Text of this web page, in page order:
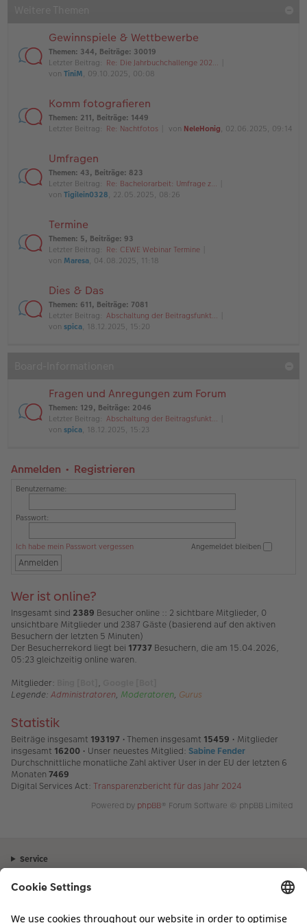
Gewinnspiele & Wettbewerbe
Themen: 344, Beiträge: 30019
Letzter Beitrag: Re: Die Jahrbuchchallenge 202…
von TiniM, 09.10.2025, 00:08
Komm fotografieren
Themen: 211, Beiträge: 1449
Letzter Beitrag: Re: Nachtfotos von NeleHonig, 02.06.2025, 09:14
Umfragen
Themen: 43, Beiträge: 823
Letzter Beitrag: Re: Bachelorarbeit: Umfrage z…
von Tigilein0328, 22.05.2025, 08:26
Termine
Themen: 5, Beiträge: 93
Letzter Beitrag: Re: CEWE Webinar Termine
von Maresa, 04.08.2025, 11:18
Dies & Das
Themen: 611, Beiträge: 7081
Letzter Beitrag: Abschaltung der Beitragsfunkt…
von spica, 18.12.2025, 15:20
Fragen und Anregungen zum Forum
Themen: 129, Beiträge: 2046
Letzter Beitrag: Abschaltung der Beitragsfunkt…
von spica, 18.12.2025, 15:23
Anmelden • Registrieren
Benutzername:
Passwort:
Ich habe mein Passwort vergessen Angemeldet bleiben
Wer ist online?
Insgesamt sind 2389 Besucher online :: 2 sichtbare Mitglieder, 0
unsichtbare Mitglieder und 2387 Gäste (basierend auf den aktiven
Besuchern der letzten 5 Minuten)
Der Besucherrekord liegt bei 17737 Besuchern, die am 15.04.2026,
05:23 gleichzeitig online waren.
Mitglieder:
,
Legende: Administratoren, Moderatoren, Gurus
Statistik
Beiträge insgesamt 193197 • Themen insgesamt 15459 • Mitglieder
insgesamt 16200 • Unser neuestes Mitglied: Sabine Fender
Durchschnittliche monatliche Zahl aktiver User in der EU der letzten 6
Monaten 7469
Digital Services Act: Transparenzbericht für das Jahr 2024
Powered by phpBB® Forum Software © phpBB Limited
Service